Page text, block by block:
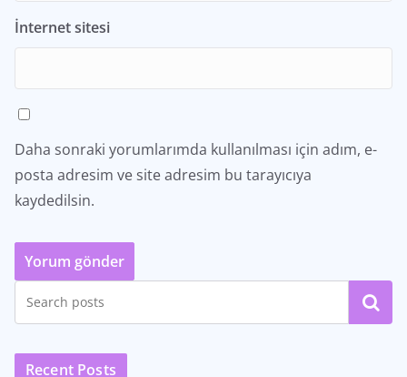
İnternet sitesi
Daha sonraki yorumlarımda kullanılması için adım, e-
posta adresim ve site adresim bu tarayıcıya
kaydedilsin.
Ara
Recent Posts